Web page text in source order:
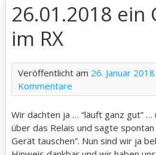
26.01.2018 ein
im RX
Veröffentlicht am 26. Januar 2018
Kommentare
Wir dachten ja … “läuft ganz gut”
über das Relais und sagte
Gerät tauschen”. Nun sind wir ja